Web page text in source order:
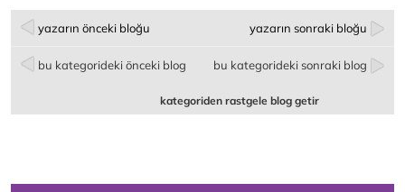
yazarın önceki bloğu yazarın sonraki bloğu
bu kategorideki önceki blog bu kategorideki sonraki blog
kategoriden rastgele blog getir